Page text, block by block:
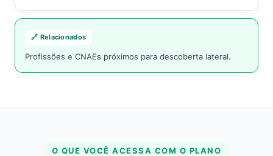
🔗 Relacionados
Profissões e CNAEs próximos para descoberta lateral.
O QUE VOCÊ ACESSA COM O PLANO